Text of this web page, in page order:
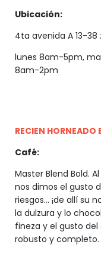
Ubicación:
4ta avenida A 13-38
lunes 8am-5pm,
8am-2pm
RECIEN HORNEADO
Café:
Master Blend Bold.
nos dimos el gusto
riesgos... ¡de allí su
la dulzura y lo
fineza y el gusto
robusto y completo.